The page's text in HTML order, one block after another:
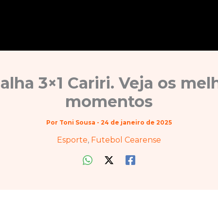
3×1 Cariri. Veja os
momentos
Por Toni Sousa - 24 de janeiro de 2025
Esporte, Futebol Cearense